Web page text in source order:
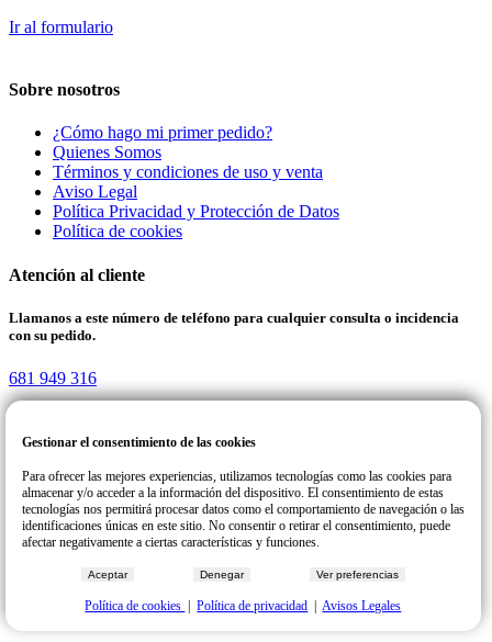
Ir al formulario
Sobre nosotros
¿Cómo hago mi primer pedido?
Quienes Somos
Términos y condiciones de uso y venta
Aviso Legal
Política Privacidad y Protección de Datos
Política de cookies
Atención al cliente
Llamanos a este número de teléfono para cualquier consulta o incidencia
con su pedido.
681 949 316
Desing & Developer
Gestionar el consentimiento de las cookies
Para ofrecer las mejores experiencias, utilizamos tecnologías como las cookies para
almacenar y/o acceder a la información del dispositivo. El consentimiento de estas
tecnologías nos permitirá procesar datos como el comportamiento de navegación o las
identificaciones únicas en este sitio. No consentir o retirar el consentimiento, puede
afectar negativamente a ciertas características y funciones.
Aceptar Denegar Ver preferencias
Política de cookies |Política de privacidad |Avisos Legales